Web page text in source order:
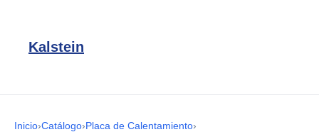
Kalstein
Inicio›Catálogo›Placa de Calentamiento›